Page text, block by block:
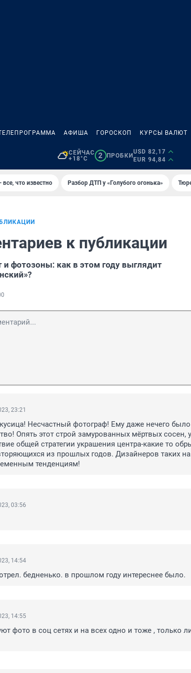
АФИША ГОРОСКОП КУРСЫ ВАЛЮТ
СЕЙЧАС
+18°C
2 ПРОБКИ
USD 82,17
EUR 94,84
что известно Разбор ДТП у «Голубого огонька»
к публикации
и фотозоны: как в этом году выглядит
23:21
Несчастный фотограф! Ему даже нечего было
Опять этот строй замурованных мёртвых сосен,
общей стратегии украшения центра-какие то
из прошлых годов. Дизайнеров таких
тенденциям!
03:56
14:54
бедненько. в прошлом году интереснее было.
14:55
фото в соц сетях и на всех одно и тоже , только